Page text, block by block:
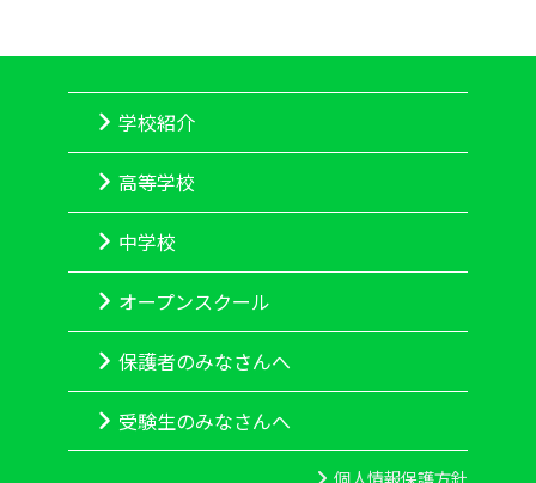
学校紹介
高等学校
中学校
オープンスクール
保護者のみなさんへ
受験生のみなさんへ
個人情報保護方針